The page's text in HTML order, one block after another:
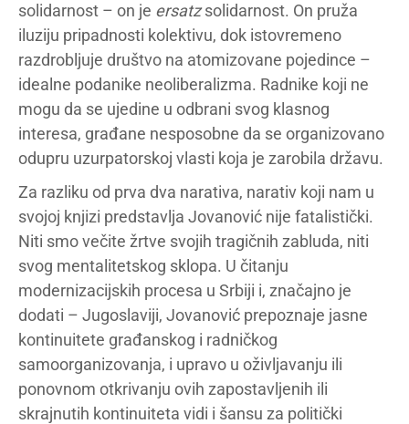
solidarnost – on je ersatzsolidarnost. On pruža
iluziju pripadnosti kolektivu, dok istovremeno
razdrobljuje društvo na atomizovane pojedince –
idealne podanike neoliberalizma. Radnike koji ne
mogu da se ujedine u odbrani svog klasnog
interesa, građane nesposobne da se organizovano
odupru uzurpatorskoj vlasti koja je zarobila državu.
Za razliku od prva dva narativa, narativ koji nam u
svojoj knjizi predstavlja Jovanović nije fatalistički.
Niti smo večite žrtve svojih tragičnih zabluda, niti
svog mentalitetskog sklopa. U čitanju
modernizacijskih procesa u Srbiji i, značajno je
dodati – Jugoslaviji, Jovanović prepoznaje jasne
kontinuitete građanskog i radničkog
samoorganizovanja, i upravo u oživljavanju ili
ponovnom otkrivanju ovih zapostavljenih ili
skrajnutih kontinuiteta vidi i šansu za politički